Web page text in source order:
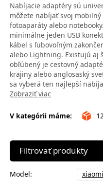
Nabíjacie adaptéry sú
môžete nabíjať svoj
fotoaparáty alebo
minimálne jeden USB
kábel s ľubovoľným
alebo Lightning. Existujú aj
obľúbený je cestovný
krajiny alebo anglosaský
sa vyberá ten najlepší
Zobraziť viac
V kategórii máme: 12
Filtrovať produkty
Model: